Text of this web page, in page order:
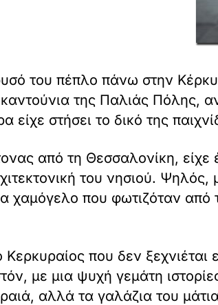
του πέπλο πάνω στην
της Παλιάς Πόλης,
είχε στήσει το δικό της
από τη Θεσσαλονίκη, είχε
του νησιού.
χαμόγελο που φωτιζόταν
που δεν ξεχνιέται
με μια ψυχή γεμάτη
αλλά τα γαλάζια του